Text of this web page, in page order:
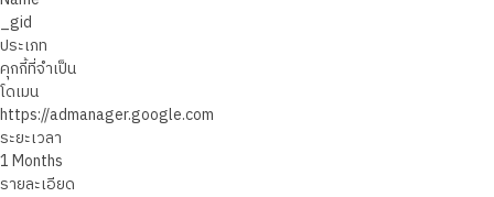
_gid
ประเภท
คุกกี้ที่จำเป็น
โดเมน
https://admanager.google.com
ระยะเวลา
1 Months
รายละเอียด